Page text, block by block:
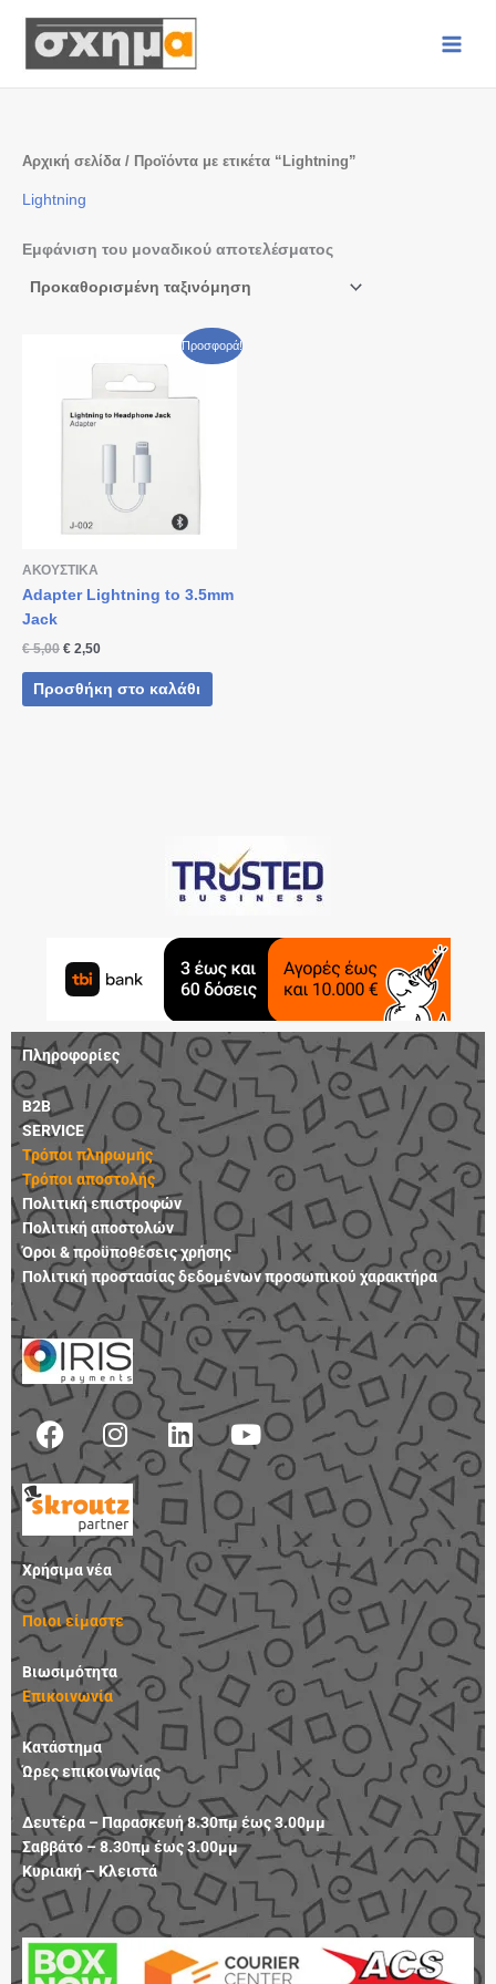
περιεχόμενο
Αρχική σελίδα / Προϊόντα με ετικέτα “Lightning”
Lightning
Εμφάνιση του μοναδικού αποτελέσματος
Προσφορά!
ΑΚΟΥΣΤΙΚΑ
Adapter Lightning to 3.5mm
Jack
€5,00 € 2,50
είναι:
€ 2,50.
Προσθήκη στο καλάθι
Πληροφορίες
B2B
SERVICE
Τρόποι πληρωμής
Τρόποι αποστολής
Πολιτική επιστροφών
Πολιτική αποστολών
Όροι & προϋποθέσεις χρήσης
Πολιτική προστασίας δεδομένων προσωπικού χαρακτήρα
F
a
c
e
b
o
o
k
I
n
s
t
a
g
r
a
m
L
i
n
k
e
d
n
Y
o
u
t
u
b
e
Χρήσιμα νέα
Ποιοι είμαστε
Βιωσιμότητα
Επικοινωνία
Κατάστημα
Ώρες επικοινωνίας
Δευτέρα – Παρασκευή 8.30πμ έως 3.00μμ
Σαββάτο – 8.30πμ έως 3.00μμ
Κυριακή – Κλειστά